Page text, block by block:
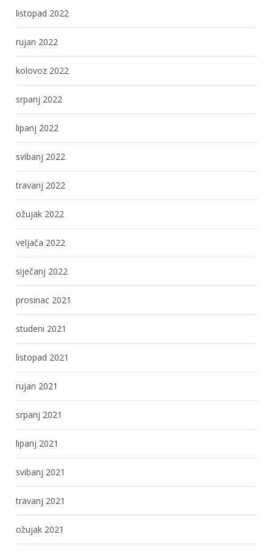
listopad 2022
rujan 2022
kolovoz 2022
srpanj 2022
lipanj 2022
svibanj 2022
travanj 2022
ožujak 2022
veljača 2022
siječanj 2022
prosinac 2021
studeni 2021
listopad 2021
rujan 2021
srpanj 2021
lipanj 2021
svibanj 2021
travanj 2021
ožujak 2021